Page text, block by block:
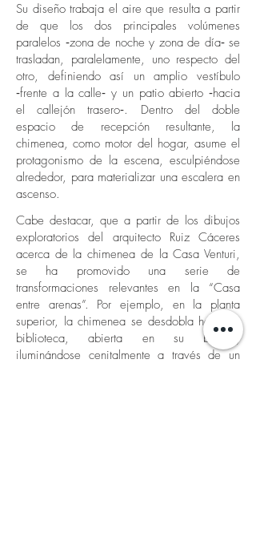
Su diseño trabaja el aire que resulta a partir
de que los dos principales volúmenes
paralelos ‐zona de noche y zona de día‐ se
trasladan, paralelamente, uno respecto del
otro, definiendo así un amplio vestíbulo
‐frente a la calle‐ y un patio abierto ‐hacia
el callejón trasero‐. Dentro del doble
espacio de recepción resultante, la
chimenea, como motor del hogar, asume el
protagonismo de la escena, esculpiéndose
alrededor, para materializar una escalera en
ascenso.
Cabe destacar, que a partir de los dibujos
exploratorios del arquitecto Ruiz Cáceres
acerca de la chimenea de la Casa Venturi,
se ha promovido una serie de
transformaciones relevantes en la “Casa
entre arenas”. Por ejemplo, en la planta
superior, la chimenea se desdobla hacia la
biblioteca, abierta en su balcón,
iluminándose cenitalmente a través de un